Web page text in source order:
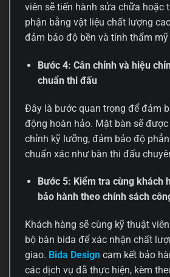
viên sẽ tiến hành sửa chữa hoặc
phận bằng vật liệu chất lượng
đảm bảo độ bền và tính thẩm
Bước 4: Cân chỉnh và hiệu
chuẩn thi đấu
Đây là bước quan trọng để đảm
động hoàn hảo. Mặt bàn sẽ
chỉnh kỹ lưỡng, đảm bảo độ
chuẩn xác như bàn thi đấu
Bước 5: Kiểm tra cùng khách
bảo hành theo chính sách
Khách hàng sẽ cùng kỹ thuật
bộ bàn bida để xác nhận chất
giao. Bida Design cam kết bảo
các dịch vụ đã thực hiện, kèm